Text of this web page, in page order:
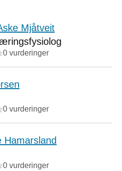
Mjåtveit
0 vurderinger
0 vurderinger
Hamarsland
0 vurderinger